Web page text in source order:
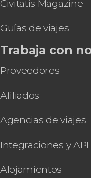
Civitatis Magazine
Guías de viajes
Trabaja con
Proveedores
Afiliados
Agencias de viajes
Integraciones y API
Alojamientos